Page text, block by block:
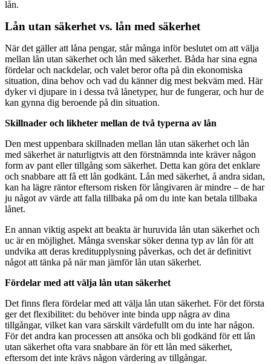
lån.
Lån utan säkerhet vs. lån med säkerhet
När det gäller att låna pengar, står många inför beslutet om att välja
mellan lån utan säkerhet och lån med säkerhet. Båda har sina egna
fördelar och nackdelar, och valet beror ofta på din ekonomiska
situation, dina behov och vad du känner dig mest bekväm med. Här
dyker vi djupare in i dessa två lånetyper, hur de fungerar, och hur de
kan gynna dig beroende på din situation.
Skillnader och likheter mellan de två typerna av lån
Den mest uppenbara skillnaden mellan lån utan säkerhet och lån
med säkerhet är naturligtvis att den förstnämnda inte kräver någon
form av pant eller tillgång som säkerhet. Detta kan göra det enklare
och snabbare att få ett lån godkänt. Lån med säkerhet, å andra sidan,
kan ha lägre räntor eftersom risken för långivaren är mindre – de har
ju något av värde att falla tillbaka på om du inte kan betala tillbaka
lånet.
En annan viktig aspekt att beakta är huruvida lån utan säkerhet och
uc är en möjlighet. Många svenskar söker denna typ av lån för att
undvika att deras kreditupplysning påverkas, och det är definitivt
något att tänka på när man jämför lån utan säkerhet.
Fördelar med att välja lån utan säkerhet
Det finns flera fördelar med att välja lån utan säkerhet. För det första
ger det flexibilitet: du behöver inte binda upp några av dina
tillgångar, vilket kan vara särskilt värdefullt om du inte har någon.
För det andra kan processen att ansöka och bli godkänd för ett lån
utan säkerhet ofta vara snabbare än för ett lån med säkerhet,
eftersom det inte krävs någon värdering av tillgångar.